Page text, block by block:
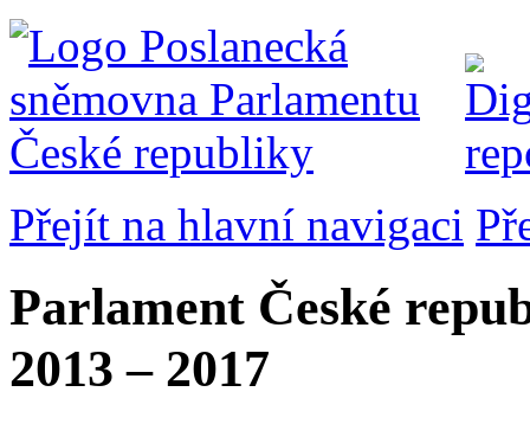
Přejít na hlavní navigaci
Parlament České
2013 – 2017